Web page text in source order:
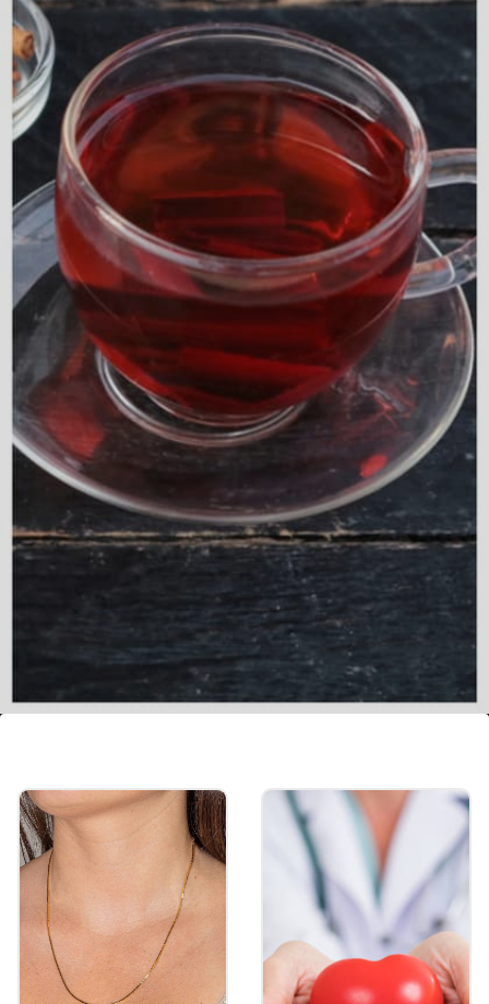
Image credits: Freepik
লবঙ্গ চা-তে ক্যালোরির পরিমাণ খুব কম। এই চা
হজমশক্তি বাড়িয়ে এবং মেটাবলিজম উন্নত করে দ্রুত
ওজন কমাতে সাহায্য করে।
Image credits: Getty